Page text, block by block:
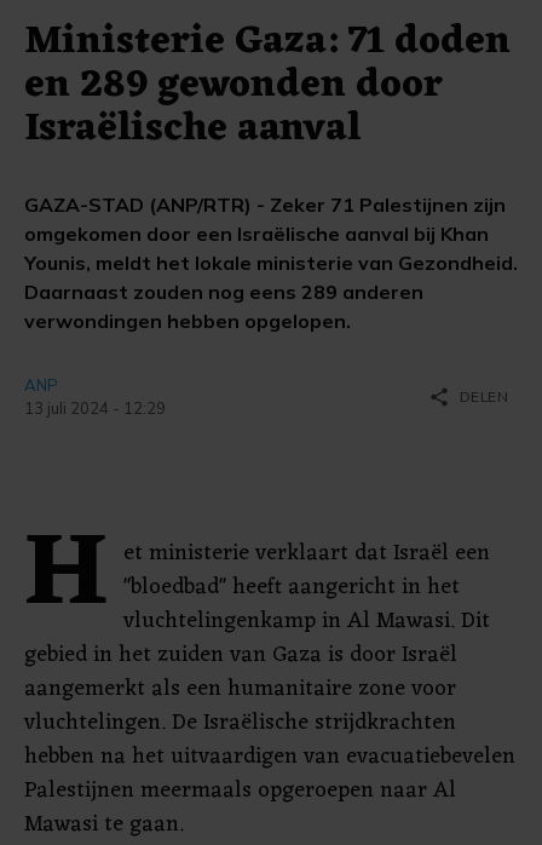
Ministerie Gaza: 71 doden
en 289 gewonden door
Israëlische aanval
GAZA-STAD (ANP/RTR) - Zeker 71 Palestijnen zijn
omgekomen door een Israëlische aanval bij Khan
Younis, meldt het lokale ministerie van Gezondheid.
Daarnaast zouden nog eens 289 anderen
verwondingen hebben opgelopen.
ANP
13 juli 2024 - 12:29
share DELEN
H et ministerie verklaart dat Israël een
"bloedbad" heeft aangericht in het
vluchtelingenkamp in Al Mawasi. Dit
gebied in het zuiden van Gaza is door Israël
aangemerkt als een humanitaire zone voor
vluchtelingen. De Israëlische strijdkrachten
hebben na het uitvaardigen van evacuatiebevelen
Palestijnen meermaals opgeroepen naar Al
Mawasi te gaan.